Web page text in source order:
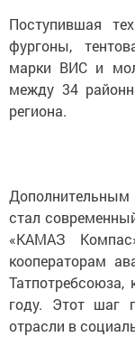
Поступившая
фургоны,
марки ВИС и
между 34
региона.
Дополнительным
стал
«КАМАЗ
кооператорам
Татпотребсоюза,
году. Этот шаг
отрасли в